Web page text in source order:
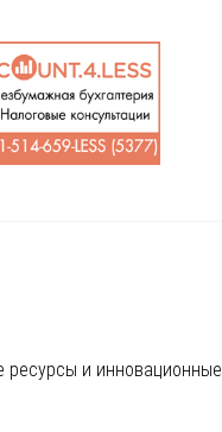
и инновационные